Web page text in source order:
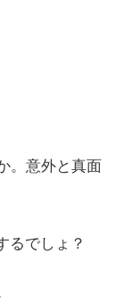
。意外と真面
るでしょ？